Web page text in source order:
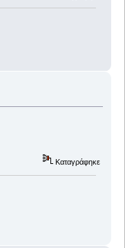
Καταγράφηκε